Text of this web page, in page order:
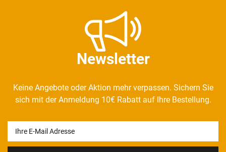
Newsletter
Keine Angebote oder Aktion mehr verpassen. Sichern Sie
sich mit der Anmeldung 10€ Rabatt auf Ihre Bestellung.
Honig